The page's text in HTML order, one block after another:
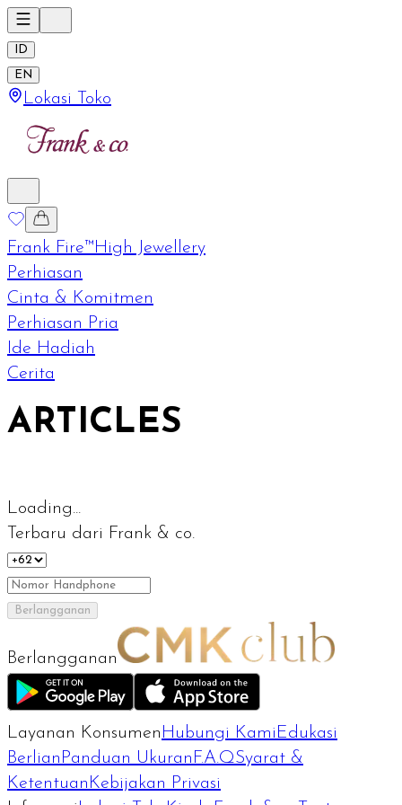
ID
EN
Lokasi Toko
Frank Fire™High Jewellery
Perhiasan
Cinta & Komitmen
Perhiasan Pria
Ide Hadiah
Cerita
ARTICLES
Loading...
Terbaru dari Frank & co.
Berlangganan
Berlangganan
Layanan Konsumen Hubungi Kami Edukasi
Berlian Panduan Ukuran F.A.QSyarat &
Ketentuan Kebijakan Privasi